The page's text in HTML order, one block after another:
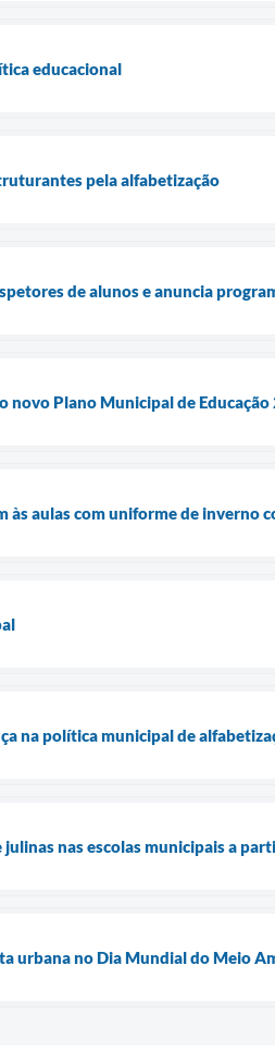
educacional
pela alfabetização
de alunos e anuncia
novo Plano Municipal de
às aulas com uniforme de inverno
na política municipal de
nas escolas municipais a
urbana no Dia Mundial do Meio